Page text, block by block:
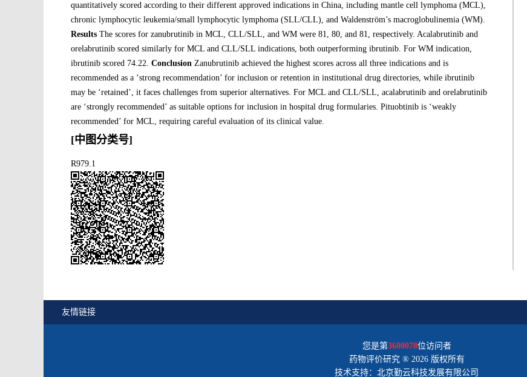
quantitatively scored according to their different approved indications in China, including mantle cell lymphoma (MCL),
chronic lymphocytic leukemia/small lymphocytic lymphoma (SLL/CLL), and Waldenström’s macroglobulinemia (WM).
Results The scores for zanubrutinib in MCL, CLL/SLL, and WM were 81, 80, and 81, respectively. Acalabrutinib and
orelabrutinib scored similarly for MCL and CLL/SLL indications, both outperforming ibrutinib. For WM indication,
ibrutinib scored 74.22. Conclusion Zanubrutinib achieved the highest scores across all three indications and is
recommended as a ‘strong recommendation’ for inclusion or retention in institutional drug directories, while ibrutinib
may be ‘retained’, it faces challenges from superior alternatives. For MCL and CLL/SLL, acalabrutinib and orelabrutinib
are ‘strongly recommended’ as suitable options for inclusion in hospital drug formularies. Pituobtinib is ‘weakly
recommended’ for MCL, requiring careful evaluation of its clinical value.
[中图分类号]
R979.1
友情链接
您是第3600078位访问者
药物评价研究 ® 2026 版权所有
技术支持：北京勤云科技发展有限公司